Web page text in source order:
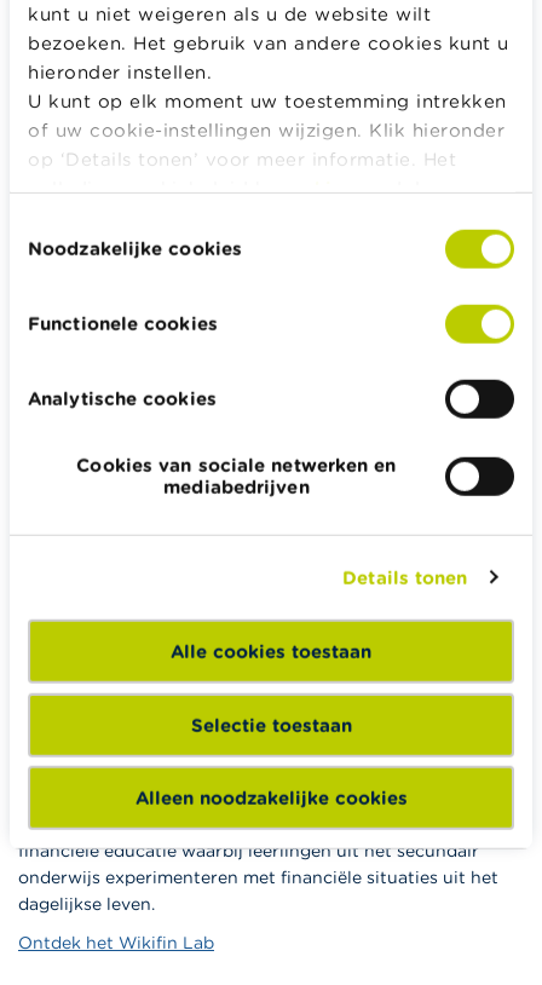
kunt u niet weigeren als u de website wilt
bezoeken. Het gebruik van andere cookies kunt u
hieronder instellen.
U kunt op elk moment uw toestemming intrekken
of uw cookie-instellingen wijzigen. Klik hieronder
op ‘Details tonen’ voor meer informatie. Het
volledige cookiebeleid kan uhier raadplegen.
Noodzakelijke cookies
Functionele cookies
Analytische cookies
Cookies van sociale netwerken en
mediabedrijven
Details tonen
Alle cookies toestaan
Selectie toestaan
Alleen noodzakelijke cookies
Budget, betalen, lenen en verzekeren
Familie
Sparen en beleggen
Woning en hypothecaire lening
Wikifin.be helpt je bij financiële beslissingen. Ze stelt gratis
betrouwbare en handige informatie ter beschikking,
Lees meer over Wikifin
lesmateriaal en opleidingen aan leerkrachten om hen te
ondersteunen bij hun lessen financiële educatie.
Naar Wikifin School
Het Wikifin Lab is een digitaal en interactief centrum voor
financiële educatie waarbij leerlingen uit het secundair
onderwijs experimenteren met financiële situaties uit het
dagelijkse leven.
Ontdek het Wikifin Lab